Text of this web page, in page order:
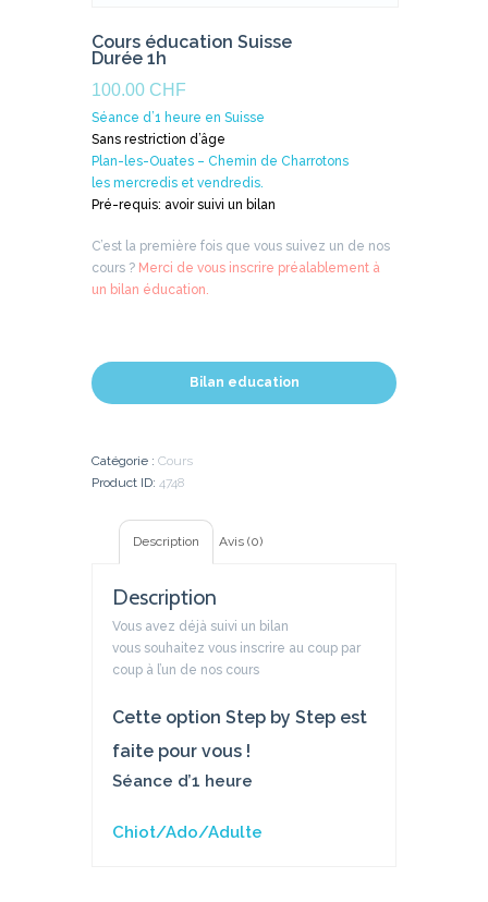
Cours éducation Suisse
Durée 1h
100.00 CHF
Séance d’1 heure en Suisse
Sans restriction d’âge
Plan-les-Ouates – Chemin de Charrotons
les mercredis et vendredis.
Pré-requis: avoir suivi un bilan
C’est la première fois que vous suivez un de nos
cours ? Merci de vous inscrire préalablement à
un bilan éducation.
Bilan education
Catégorie : Cours
Product ID: 4748
Description Avis (0)
Description
Vous avez déjà suivi un bilan
vous souhaitez vous inscrire au coup par
coup à l’un de nos cours
Cette option Step by Step est
faite pour vous !
Séance d’1 heure
Chiot/Ado/Adulte